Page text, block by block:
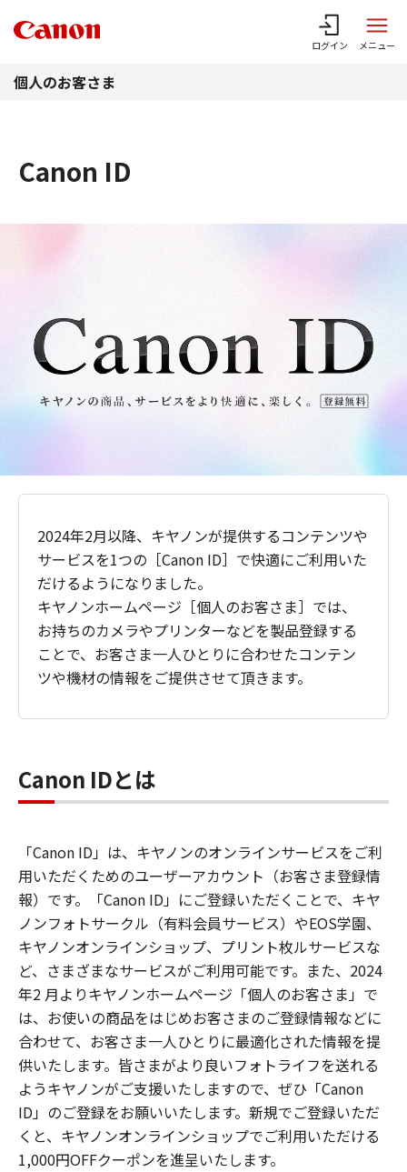
ログイン メニュー
個人のお客さま
Canon ID
2024年2月以降、キヤノンが提供するコンテンツや
サービスを1つの［Canon ID］で快適にご利用いた
だけるようになりました。
キヤノンホームページ［個人のお客さま］では、
お持ちのカメラやプリンターなどを製品登録する
ことで、お客さま一人ひとりに合わせたコンテン
ツや機材の情報をご提供させて頂きます。
Canon IDとは
「Canon ID」は、キヤノンのオンラインサービスをご利
用いただくためのユーザーアカウント（お客さま登録情
報）です。「Canon ID」にご登録いただくことで、キヤ
ノンフォトサークル（有料会員サービス）やEOS学園、
キヤノンオンラインショップ、プリント枚ルサービスな
ど、さまざまなサービスがご利用可能です。また、2024
年2 月よりキヤノンホームページ「個人のお客さま」で
は、お使いの商品をはじめお客さまのご登録情報などに
合わせて、お客さま一人ひとりに最適化された情報を提
供いたします。皆さまがより良いフォトライフを送れる
ようキヤノンがご支援いたしますので、ぜひ「Canon
ID」のご登録をお願いいたします。新規でご登録いただ
くと、キヤノンオンラインショップでご利用いただける
1,000円OFFクーポンを進呈いたします。